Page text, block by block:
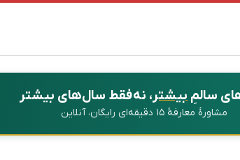
سالمِبیشتر، نه فقط سال‌های بیشتر
مشاورهٔ معارفهٔ ۱۵ دقیقه‌ای رایگان، آنلاین